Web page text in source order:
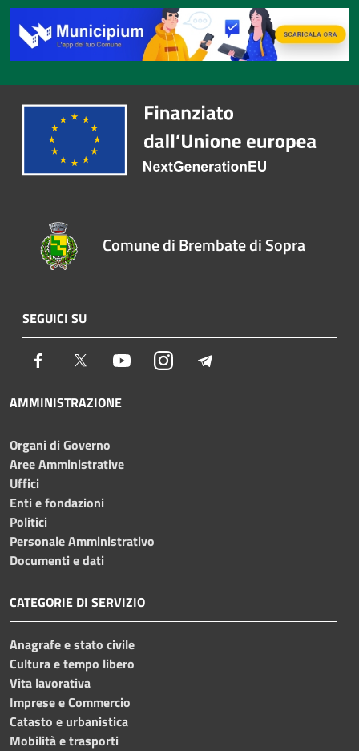
Comune di Brembate di Sopra
SEGUICI SU
Facebook Twitter YoutubeInstagram
AMMINISTRAZIONE
Organi di Governo
Aree Amministrative
Uffici
Enti e fondazioni
Politici
Personale Amministrativo
Documenti e dati
CATEGORIE DI SERVIZIO
Anagrafe e stato civile
Cultura e tempo libero
Vita lavorativa
Imprese e Commercio
Catasto e urbanistica
Mobilità e trasporti